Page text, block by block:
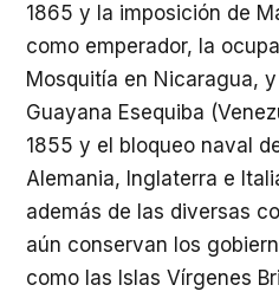
1865 y la imposición de
como emperador, la
Mosquitía en Nicaragua,
Guayana Esequiba
1855 y el bloqueo naval
Alemania, Inglaterra e
además de las diversas
aún conservan los
como las Islas Vírgenes